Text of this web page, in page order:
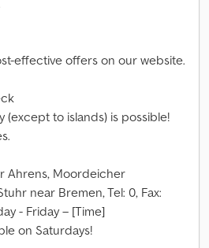
effective offers on our website.
(except to islands) is possible!
Ahrens, Moordeicher
near Bremen, Tel: 0, Fax:
- Friday – [Time]
on Saturdays!